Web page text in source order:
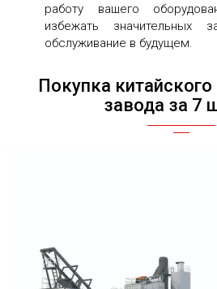
работу вашего
избежать
обслуживание в будущем.
Покупка
завода за 7